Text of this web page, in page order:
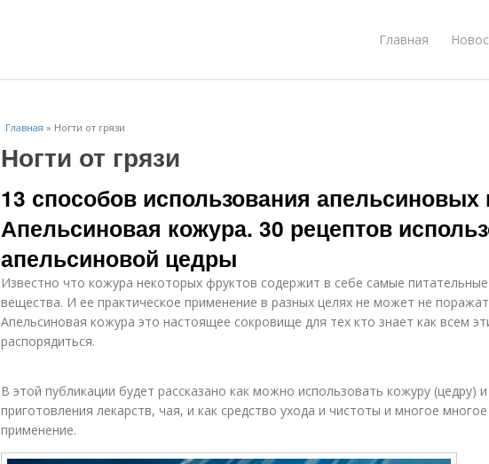
Главная
Главная » Ногти от грязи
Ногти от грязи
13 способов использования апельсиновых
Апельсиновая кожура. 30 рецептов
апельсиновой цедры
Известно что кожура некоторых фруктов содержит в себе самые
вещества. И ее практическое применение в разных целях не может не
Апельсиновая кожура это настоящее сокровище для тех кто знает как всем
распорядиться.
В этой публикации будет рассказано как можно использовать кожуру (цедру)
приготовления лекарств, чая, и как средство ухода и чистоты и многое многое
применение.